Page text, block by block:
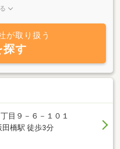
何でもお気軽にご相談下さ
さい。
が取り扱う
探す
目９－６－１０１
田橋駅 徒歩3分